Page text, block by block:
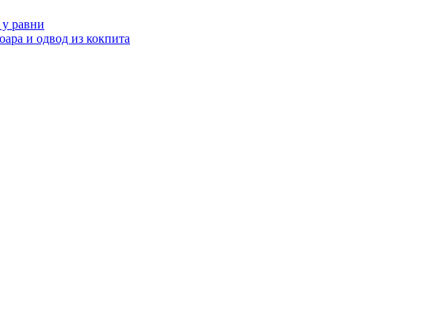
равни
и одвод из кокпита